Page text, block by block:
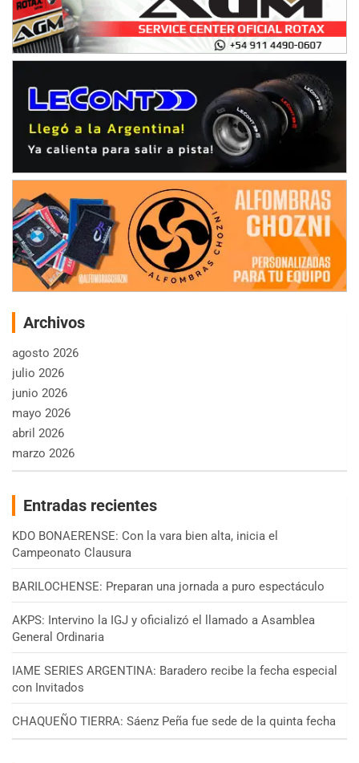
Archivos
agosto 2026
julio 2026
junio 2026
mayo 2026
abril 2026
marzo 2026
Entradas recientes
KDO BONAERENSE: Con la vara bien alta, inicia el
Campeonato Clausura
BARILOCHENSE: Preparan una jornada a puro espectáculo
AKPS: Intervino la IGJ y oficializó el llamado a Asamblea
General Ordinaria
IAME SERIES ARGENTINA: Baradero recibe la fecha especial
con Invitados
CHAQUEÑO TIERRA: Sáenz Peña fue sede de la quinta fecha